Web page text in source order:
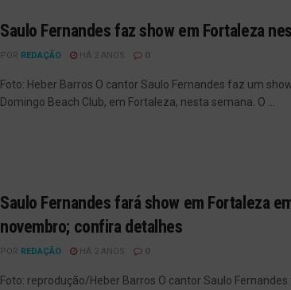
Saulo Fernandes faz show em Fortaleza
POR REDAÇÃO HÁ 2 ANOS 0
Foto: Heber Barros O cantor Saulo Fernandes faz um
Domingo Beach Club, em Fortaleza, nesta semana. O ...
Saulo Fernandes fará show em Fortaleza
novembro; confira detalhes
POR REDAÇÃO HÁ 2 ANOS 0
Foto: reprodução/Heber Barros O cantor Saulo